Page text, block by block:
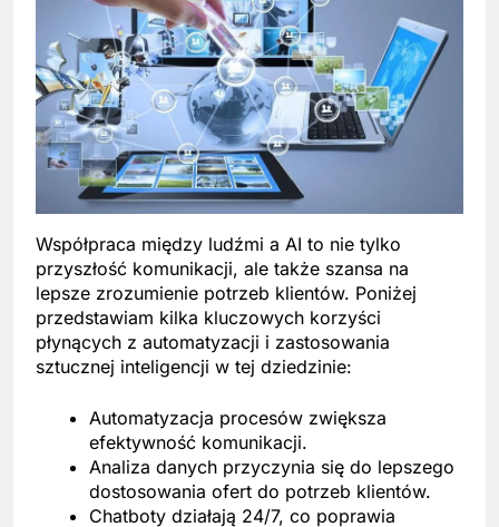
Współpraca między ludźmi a AI to nie tylko
przyszłość komunikacji, ale także szansa na
lepsze zrozumienie potrzeb klientów. Poniżej
przedstawiam kilka kluczowych korzyści
płynących z automatyzacji i zastosowania
sztucznej inteligencji w tej dziedzinie:
Automatyzacja procesów zwiększa
efektywność komunikacji.
Analiza danych przyczynia się do lepszego
dostosowania ofert do potrzeb klientów.
Chatboty działają 24/7, co poprawia